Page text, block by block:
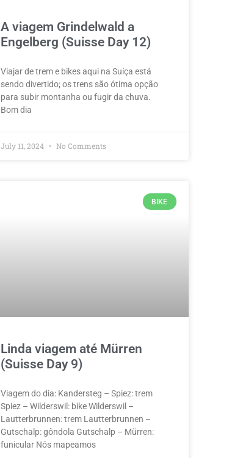
A viagem Grindelwald a
Engelberg (Suisse Day 12)
Viajar de trem e bikes aqui na Suíça está
sendo divertido; os trens são ótima opção
para subir montanha ou fugir da chuva.
Bom dia
July 11, 2024 No Comments
BIKE
Linda viagem até Mürren
(Suisse Day 9)
Viagem do dia: Kandersteg – Spiez: trem
Spiez – Wilderswil: bike Wilderswil –
Lautterbrunnen: trem Lautterbrunnen –
Gutschalp: gôndola Gutschalp – Mürren:
funicular Nós mapeamos